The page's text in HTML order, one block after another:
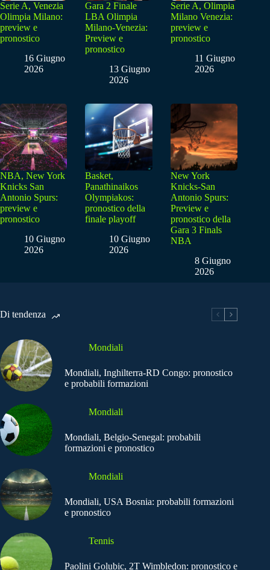
Serie A, Venezia
Olimpia Milano:
preview e
pronostico
16 Giugno
2026
Gara 2 Finale
LBA Olimpia
Milano-Venezia:
Preview e
pronostico
13 Giugno
2026
Serie A, Olimpia
Milano Venezia:
preview e
pronostico
11 Giugno
2026
NBA, New York
Knicks San
Antonio Spurs:
preview e
pronostico
10 Giugno
2026
Basket,
Panathinaikos
Olympiakos:
pronostico della
finale playoff
10 Giugno
2026
New York
Knicks-San
Antonio Spurs:
Preview e
pronostico della
Gara 3 Finals
NBA
8 Giugno
2026
Di tendenza
Mondiali
Mondiali, Inghilterra-RD Congo: pronostico
e probabili formazioni
Mondiali
Mondiali, Belgio-Senegal: probabili
formazioni e pronostico
Mondiali
Mondiali, USA Bosnia: probabili formazioni
e pronostico
Tennis
Paolini Golubic, 2T Wimbledon: pronostico e